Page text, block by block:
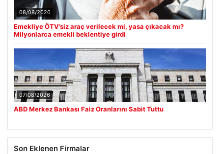
08/08/2026
Emekliye ÖTV’siz araç verilecek mi, yasa çıkacak mı?
Milyonlarca emekli beklentiye girdi
07/08/2026
ABD Merkez Bankası Faiz Oranlarını Sabit Tuttu
Son Eklenen Firmalar